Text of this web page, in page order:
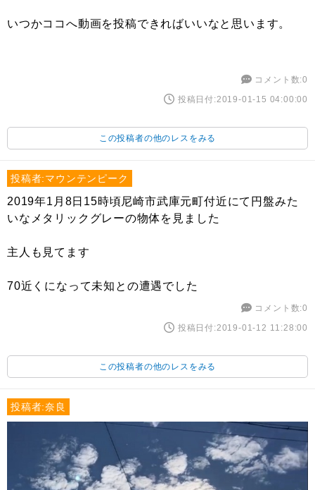
いつかココへ動画を投稿できればいいなと思います。
コメント数:0
投稿日付:2019-01-15 04:00:00
この投稿者の他のレスをみる
投稿者:マウンテンピーク
2019年1月8日15時頃尼崎市武庫元町付近にて円盤みた
いなメタリックグレーの物体を見ました
主人も見てます
70近くになって未知との遭遇でした
コメント数:0
投稿日付:2019-01-12 11:28:00
この投稿者の他のレスをみる
投稿者:奈良